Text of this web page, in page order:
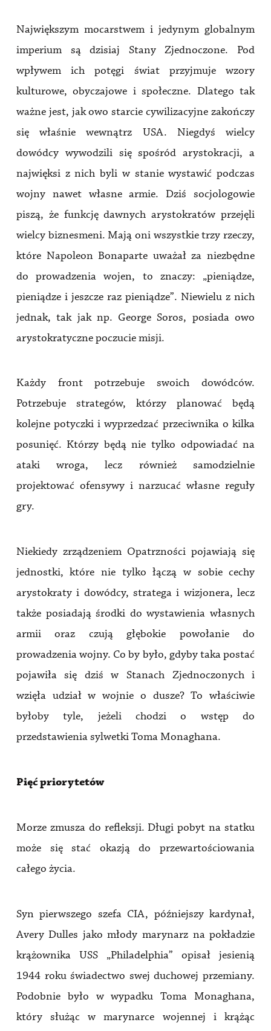
Największym mocarstwem i jedynym globalnym
imperium są dzisiaj Stany Zjednoczone. Pod
wpływem ich potęgi świat przyjmuje wzory
kulturowe, obyczajowe i społeczne. Dlatego tak
ważne jest, jak owo starcie cywilizacyjne zakończy
się właśnie wewnątrz USA. Niegdyś wielcy
dowódcy wywodzili się spośród arystokracji, a
najwięksi z nich byli w stanie wystawić podczas
wojny nawet własne armie. Dziś socjologowie
piszą, że funkcję dawnych arystokratów przejęli
wielcy biznesmeni. Mają oni wszystkie trzy rzeczy,
które Napoleon Bonaparte uważał za niezbędne
do prowadzenia wojen, to znaczy: „pieniądze,
pieniądze i jeszcze raz pieniądze”. Niewielu z nich
jednak, tak jak np. George Soros, posiada owo
arystokratyczne poczucie misji.
Każdy front potrzebuje swoich dowódców.
Potrzebuje strategów, którzy planować będą
kolejne potyczki i wyprzedzać przeciwnika o kilka
posunięć. Którzy będą nie tylko odpowiadać na
ataki wroga, lecz również samodzielnie
projektować ofensywy i narzucać własne reguły
gry.
Niekiedy zrządzeniem Opatrzności pojawiają się
jednostki, które nie tylko łączą w sobie cechy
arystokraty i dowódcy, stratega i wizjonera, lecz
także posiadają środki do wystawienia własnych
armii oraz czują głębokie powołanie do
prowadzenia wojny. Co by było, gdyby taka postać
pojawiła się dziś w Stanach Zjednoczonych i
wzięła udział w wojnie o dusze? To właściwie
byłoby tyle, jeżeli chodzi o wstęp do
przedstawienia sylwetki Toma Monaghana.
Pięć priorytetów
Morze zmusza do refleksji. Długi pobyt na statku
może się stać okazją do przewartościowania
całego życia.
Syn pierwszego szefa CIA, późniejszy kardynał,
Avery Dulles jako młody marynarz na pokładzie
krążownika USS „Philadelphia” opisał jesienią
1944 roku świadectwo swej duchowej przemiany.
Podobnie było w wypadku Toma Monaghana,
który służąc w marynarce wojennej i krążąc